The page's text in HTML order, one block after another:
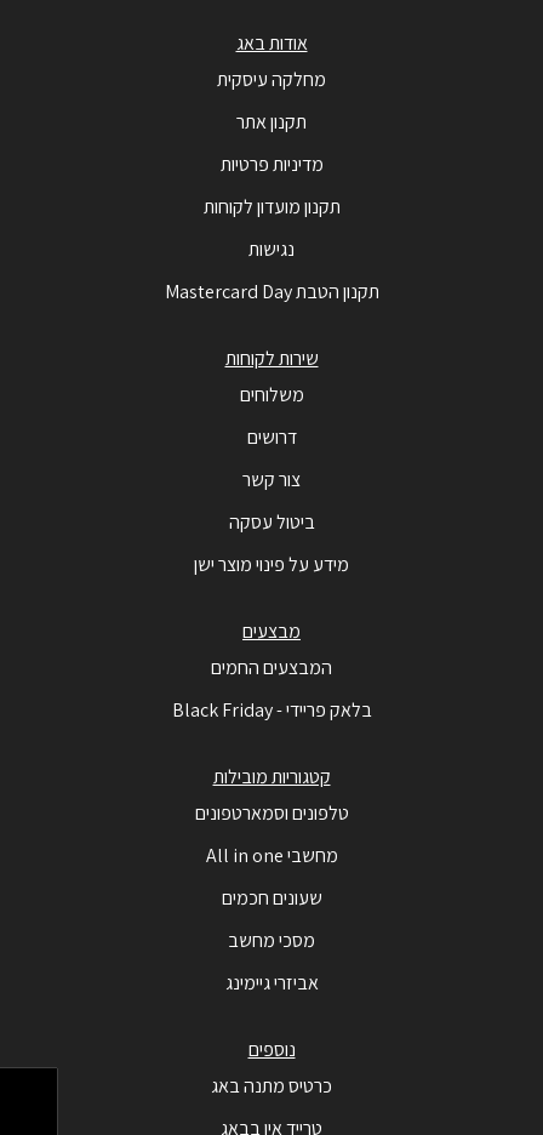
אודות באג
מחלקה עיסקית
תקנון אתר
מדיניות פרטיות
תקנון מועדון לקוחות
נגישות
תקנון הטבת Mastercard Day
שירות לקוחות
משלוחים
דרושים
צור קשר
ביטול עסקה
מידע על פינוי מוצר ישן
מבצעים
המבצעים החמים
בלאק פריידי - Black Friday
קטגוריות מובילות
טלפונים וסמארטפונים
מחשבי All in one
שעונים חכמים
מסכי מחשב
אביזרי גיימינג
נוספים
כרטיס מתנה באג
טרייד אין בבאג